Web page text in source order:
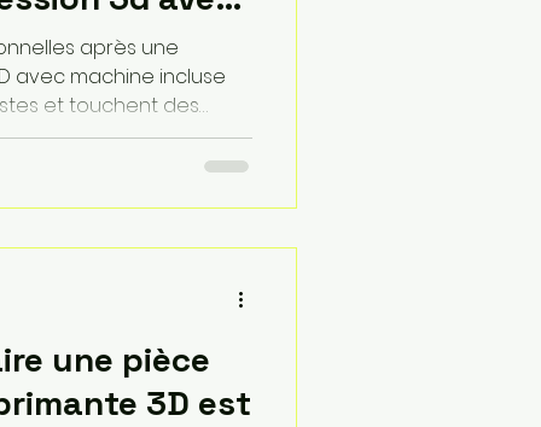
CPF ?
après une
avec machine incluse
et touchent des
réindustrialisation.
Qualiopi, vous pouvez
autour de 2 745
une pièce
3D est